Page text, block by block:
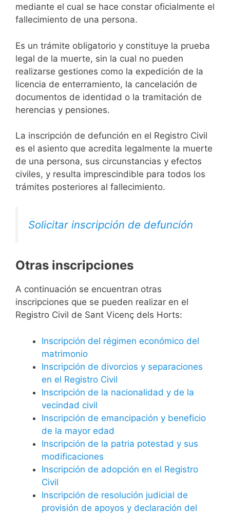
mediante el cual se hace constar oficialmente el
fallecimiento de una persona.
Es un trámite obligatorio y constituye la prueba
legal de la muerte, sin la cual no pueden
realizarse gestiones como la expedición de la
licencia de enterramiento, la cancelación de
documentos de identidad o la tramitación de
herencias y pensiones.
La inscripción de defunción en el Registro Civil
es el asiento que acredita legalmente la muerte
de una persona, sus circunstancias y efectos
civiles, y resulta imprescindible para todos los
trámites posteriores al fallecimiento.
Solicitar inscripción de defunción
Otras inscripciones
A continuación se encuentran otras
inscripciones que se pueden realizar en el
Registro Civil de Sant Vicenç dels Horts:
Inscripción del régimen económico del
matrimonio
Inscripción de divorcios y separaciones
en el Registro Civil
Inscripción de la nacionalidad y de la
vecindad civil
Inscripción de emancipación y beneficio
de la mayor edad
Inscripción de la patria potestad y sus
modificaciones
Inscripción de adopción en el Registro
Civil
Inscripción de resolución judicial de
provisión de apoyos y declaración del